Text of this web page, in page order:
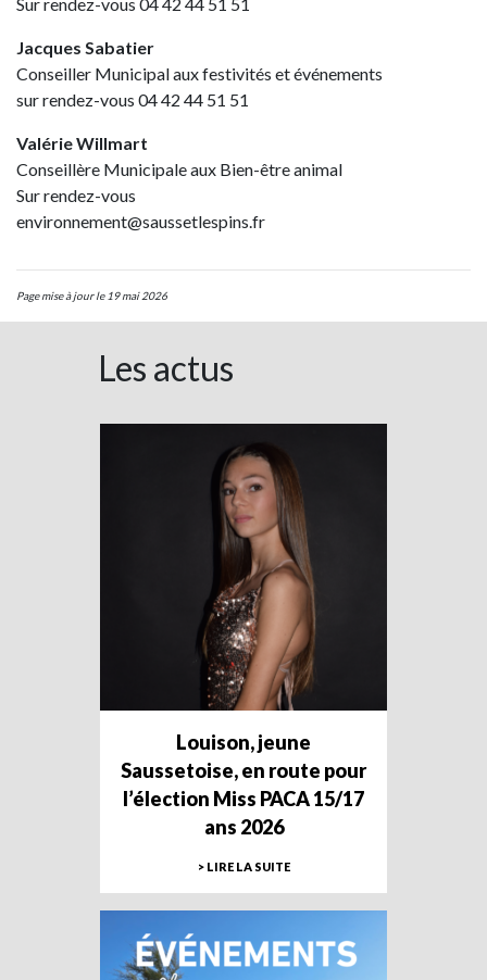
Jacques Sabatier
Conseiller Municipal aux festivités et événements
sur rendez-vous 04 42 44 51 51
Valérie Willmart
Conseillère Municipale aux Bien-être animal
Sur rendez-vous
environnement@saussetlespins.fr
Page mise à jour le 19 mai 2026
Les actus
Louison, jeune
Saussetoise, en route pour
l’élection Miss PACA 15/17
ans 2026
> LIRE LA SUITE